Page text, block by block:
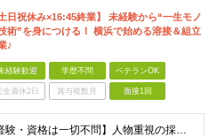
土日祝休み×16:45終業】 未経験から“一生モノ
術”を身につける！ 横浜で始める溶接＆組立
♪
経験歓迎 学歴不問 ベテランOK
全週休2日 賞与複数月 面接1回
【学歴・経験・資格は一切不問】人物重視の採用です！ ★社会人デビュー・第二新卒歓迎！ ＼1つでも当てはまる方は大歓迎／ □ものづくりや工作が好き・興味がある □コツコツ丁寧な作業が得意 □残業を減ら